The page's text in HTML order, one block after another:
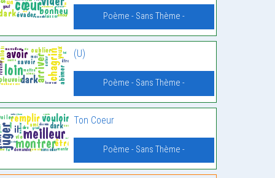
Poème - Sans Thème -
(U)
Poème - Sans Thème -
Ton Coeur
Poème - Sans Thème -